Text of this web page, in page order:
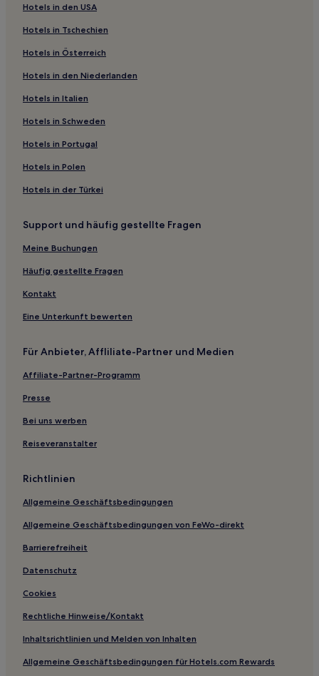
Hotels mit Pool in New Braunfels
Hotels mit Fitnessbereich in Austin
Hotels mit Wellnessbereich in Austin
Hotels mit inbegriffenem Frühstück in Austin
Hotels mit Parkplatz in Austin
Familien in Austin
Golf in Austin
Hotels mit Parkplatz in Montopolis
Haustierfreundliche in Texas Gulf Coast
Golf in Texas Gulf Coast
Luxus in Texas Gulf Coast
Hotels mit Pool in Wimberley
Hotels mit inbegriffenem Frühstück in Buda
Golf in San Antonio
Lgbtqia-Freundliche in San Antonio
Familien in Lone Star
Hotels mit Wellnessbereich in Texas
Strand in Texas
Hotels mit Parkplatz in Texas
Hotels mit inbegriffenem Frühstück in Texas
Familien in Texas
Luxus in Texas
Golf in Texas
Texas: Hotels
Hotels nahe Texas Tubes
King William: Hotels
Red Rock Hotels
Garfield: Hotels
Hotels in den USA
Hotels in Tschechien
Hotels in Österreich
Hotels in den Niederlanden
Hotels in Italien
Hotels in Schweden
Hotels in Portugal
Hotels in Polen
Hotels in der Türkei
Support und häufig gestellte Fragen
Meine Buchungen
Häufig gestellte Fragen
Kontakt
Eine Unterkunft bewerten
Für Anbieter, Affliliate-Partner und Medien
Affiliate-Partner-Programm
Presse
Bei uns werben
Reiseveranstalter
Richtlinien
Allgemeine Geschäftsbedingungen
Allgemeine Geschäftsbedingungen von FeWo-direkt
Barrierefreiheit
Datenschutz
Cookies
Rechtliche Hinweise/Kontakt
Inhaltsrichtlinien und Melden von Inhalten
Allgemeine Geschäftsbedingungen für Hotels.com Rewards